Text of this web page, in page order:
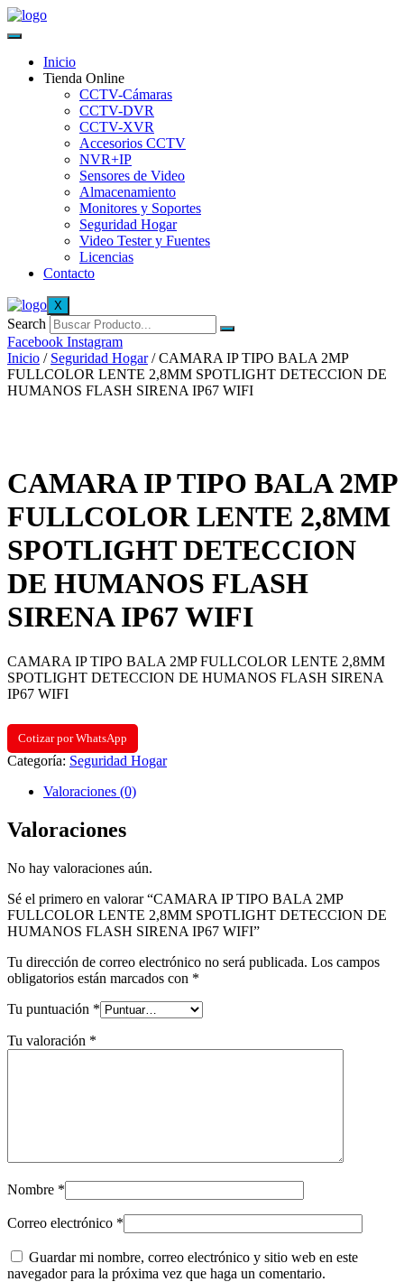
Inicio
Tienda Online
CCTV-Cámaras
CCTV-DVR
CCTV-XVR
Accesorios CCTV
NVR+IP
Sensores de Video
Almacenamiento
Monitores y Soportes
Seguridad Hogar
Video Tester y Fuentes
Licencias
Contacto
X
Search
Facebook Instagram
Inicio / Seguridad Hogar/ CAMARA IP TIPO BALA 2MP
FULLCOLOR LENTE 2,8MM SPOTLIGHT DETECCION DE
HUMANOS FLASH SIRENA IP67 WIFI
CAMARA IP TIPO BALA 2MP
FULLCOLOR LENTE 2,8MM
SPOTLIGHT DETECCION
DE HUMANOS FLASH
SIRENA IP67 WIFI
CAMARA IP TIPO BALA 2MP FULLCOLOR LENTE 2,8MM
SPOTLIGHT DETECCION DE HUMANOS FLASH SIRENA
IP67 WIFI
Cotizar por WhatsApp
Categoría: Seguridad Hogar
Valoraciones (0)
Valoraciones
No hay valoraciones aún.
Sé el primero en valorar “CAMARA IP TIPO BALA 2MP
FULLCOLOR LENTE 2,8MM SPOTLIGHT DETECCION DE
HUMANOS FLASH SIRENA IP67 WIFI”
Tu dirección de correo electrónico no será publicada. Los campos
obligatorios están marcados con *
Tu puntuación *
Tu valoración *
Nombre *
Correo electrónico *
Guardar mi nombre, correo electrónico y sitio web en este
navegador para la próxima vez que haga un comentario.